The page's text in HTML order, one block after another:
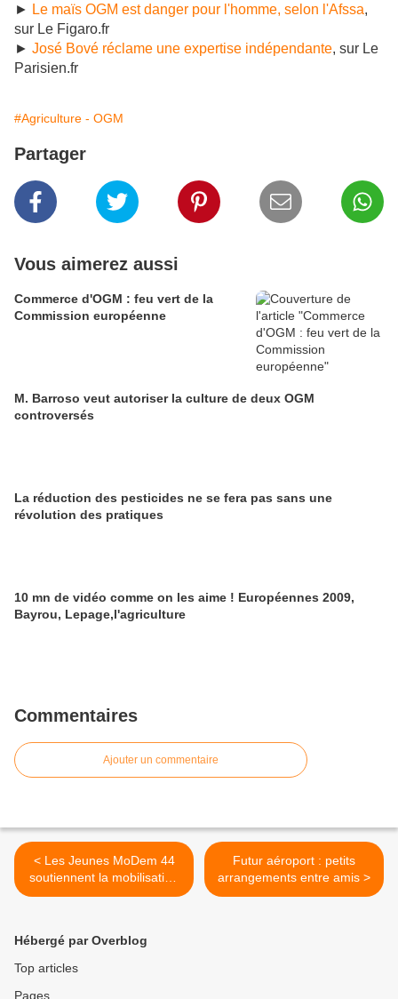
► Le maïs OGM est danger pour l'homme, selon l'Afssa,
sur Le Figaro.fr
► José Bové réclame une expertise indépendante, sur Le
Parisien.fr
#Agriculture - OGM
Partager
Vous aimerez aussi
Commerce d'OGM : feu vert de la
Commission européenne
M. Barroso veut autoriser la culture de deux OGM
controversés
La réduction des pesticides ne se fera pas sans une
révolution des pratiques
10 mn de vidéo comme on les aime ! Européennes 2009,
Bayrou, Lepage,l'agriculture
Commentaires
Ajouter un commentaire
< Les Jeunes MoDem 44
soutiennent la mobilisation
des enseignants
Futur aéroport : petits
arrangements entre amis >
Hébergé par Overblog
Top articles
Pages